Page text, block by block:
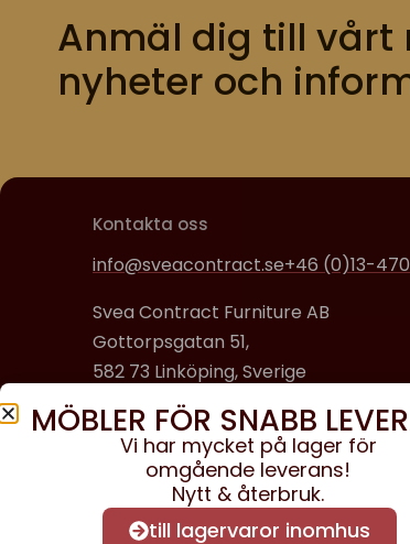
Anmäl dig till vårt
nyheter och
Kontakta oss
info@sveacontract.se+46 (0)13-
Svea Contract Furniture AB
Gottorpsgatan 51,
582 73 Linköping, Sverige
Organisationsnummer:
556608-0650
MÖBLER FÖR SNABB
Vi har mycket på lager för
omgående leverans!
Nytt & återbruk.
till lagervaror inomhus